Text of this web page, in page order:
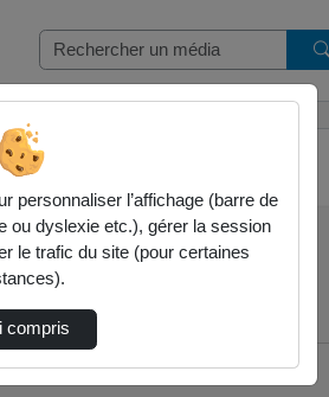
personnaliser l’affichage (barre de
ou dyslexie etc.), gérer la session
le trafic du site (pour certaines
compris